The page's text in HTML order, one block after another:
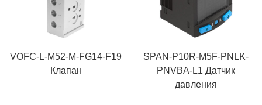
VOFC-L-M52-M-FG14-F19
Клапан
SPAN-P10R-M5F-PNLK-
PNVBA-L1 Датчик
давления